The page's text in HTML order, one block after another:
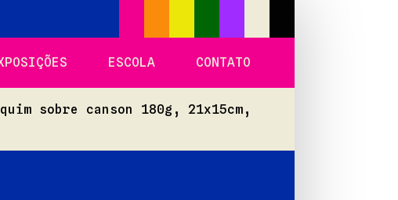
ESCOLA CONTATO
sobre canson 180g, 21x15cm,